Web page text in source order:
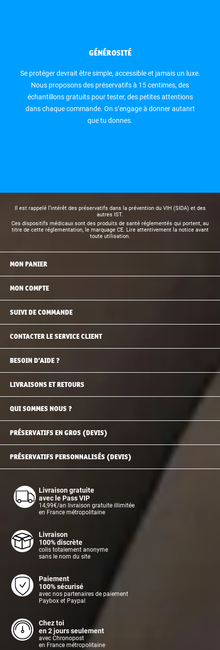
GÉNÉROSITÉ
Se protéger devrait être simple, accessible et jamais un luxe.
Nous proposons des préservatifs à 15 centimes, des
échantillons gratuits pour tester, des petites attentions
dans chaque commande. On s’engage à donner autanrt
que tu donnes.
Il est rappelé l’intérêt des préservatifs dans la prévention du VIH (SIDA) et des
autres IST.
Ces dispositifs médicaux sont des produits de santé réglementés qui portent, au
titre de cette réglementation, le marquage CE. Lire attentivement la notice avant
toute utilisation.
MON PANIER
MON COMPTE
SUIVI DE COMMANDE
CONTACTER LE SERVICE CLIENT
BESOIN D’AIDE ?
LIVRAISONS ET RETOURS
QUI SOMMES NOUS ?
PRÉSERVATIFS EN GROS (DEVIS)
PRÉSERVATIFS PERSONNALISÉS (DEVIS)
Livraison gratuite
avec le Pass VIP
14,99€/an livraison gratuite illimitée
en France métropolitaine
Livraison
100% discrète
colis totalement anonyme
sans le nom du site
Paiement
100% sécurisé
avec nos partenaires de paiement
Paybox et Paypal
Chez toi
en 2 jours seulement
avec Chronopost
en France métropolitaine